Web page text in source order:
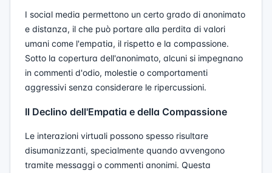
I social media permettono un certo grado di anonimato
e distanza, il che può portare alla perdita di valori
umani come l'empatia, il rispetto e la compassione.
Sotto la copertura dell'anonimato, alcuni si impegnano
in commenti d'odio, molestie o comportamenti
aggressivi senza considerare le ripercussioni.
Il Declino dell'Empatia e della Compassione
Le interazioni virtuali possono spesso risultare
disumanizzanti, specialmente quando avvengono
tramite messaggi o commenti anonimi. Questa